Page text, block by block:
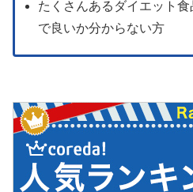
たくさんあるダイエット
で良いか分からない方